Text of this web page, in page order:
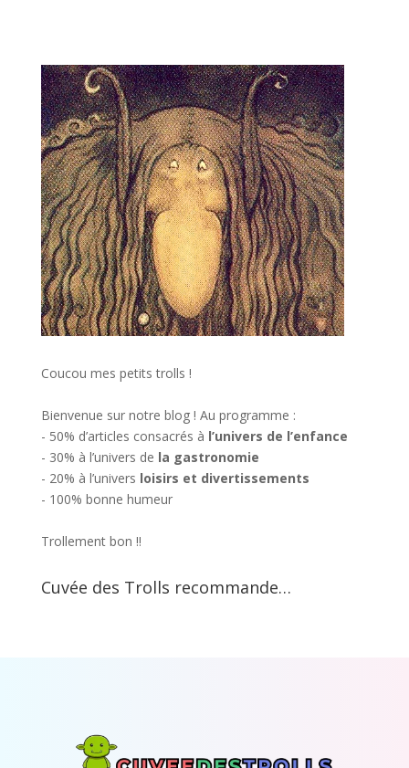
Coucou mes petits trolls !
Bienvenue sur notre blog ! Au programme :
- 50% d’articles consacrés à l’univers de l’enfance
- 30% à l’univers de la gastronomie
- 20% à l’univers loisirs et divertissements
- 100% bonne humeur
Trollement bon !!
Cuvée des Trolls recommande…